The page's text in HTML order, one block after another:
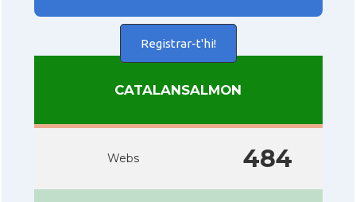
Registrar-t'hi!
CATALANSALMON
Webs 484